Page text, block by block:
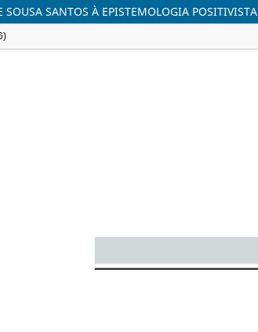
SOUSA SANTOS À EPISTEMOLOGIA POSITIVISTA